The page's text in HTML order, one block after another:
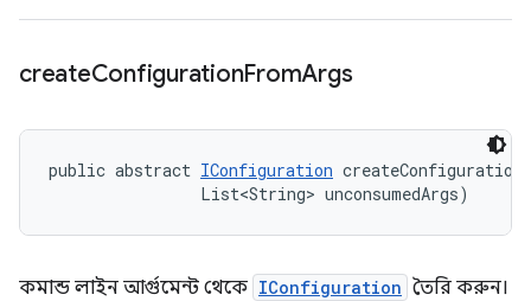
createConfigurationFromArgs
public abstract IConfiguration
                List<String> unconsumedArgs)
কমান্ড লাইন আর্গুমেন্ট থেকে IConfiguration তৈরি করুন।